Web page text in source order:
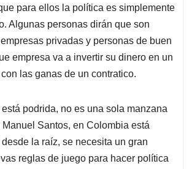
para ellos la política es simplemente
Algunas personas dirán que son
privadas y personas de buen
empresa va a invertir su dinero en un
las ganas de un contratico.
podrida, no es una sola manzana
Santos, en Colombia está
la raíz, se necesita un gran
reglas de juego para hacer política